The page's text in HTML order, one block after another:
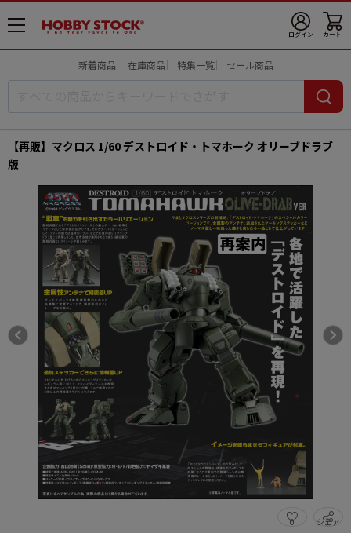
メ
ニ
ログイン カート
新着商品 在庫商品 特集一覧 セール商品
【再販】マクロス 1/60 デストロイド・トマホーク オリーブドラブ
版
0 シェア